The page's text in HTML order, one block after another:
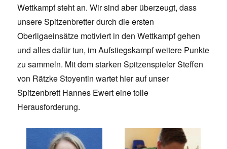
Wettkampf steht an. Wir sind aber überzeugt, dass
unsere Spitzenbretter durch die ersten
Oberligaeinsätze motiviert in den Wettkampf gehen
und alles dafür tun, im Aufstiegskampf weitere Punkte
zu sammeln. Mit dem starken Spitzenspieler Steffen
von Rätzke Stoyentin wartet hier auf unser
Spitzenbrett Hannes Ewert eine tolle
Herausforderung.